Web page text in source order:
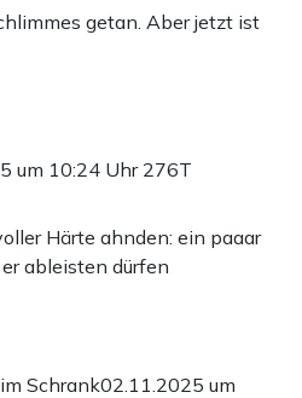
getan. Aber jetzt ist
um 10:24 Uhr 276T
Härte ahnden: ein paaar
ableisten dürfen
Schrank02.11.2025 um